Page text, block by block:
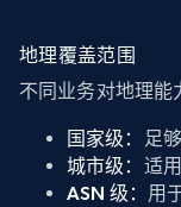
地理覆盖范围
不同业务对地理能
国家级： 足
城市级： 适
ASN 级： 用